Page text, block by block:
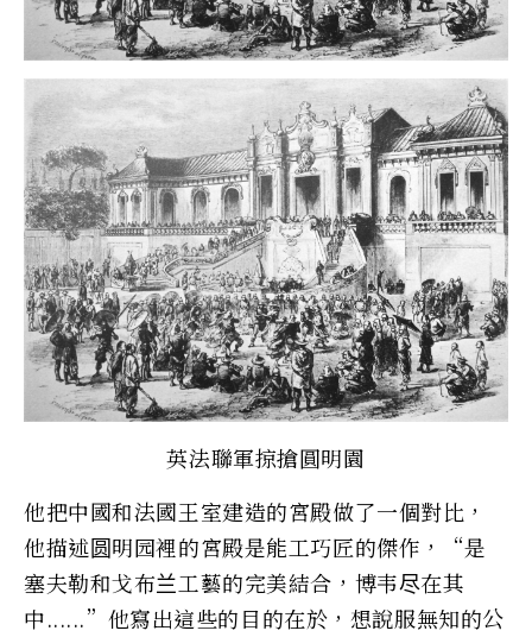
英法聯軍掠搶圓明園
他把中國和法國王室建造的宮殿做了一個對比，
他描述圆明园裡的宮殿是能工巧匠的傑作，“是
塞夫勒和戈布兰工藝的完美結合，博韦尽在其
中......”他寫出這些的目的在於，想說服無知的公